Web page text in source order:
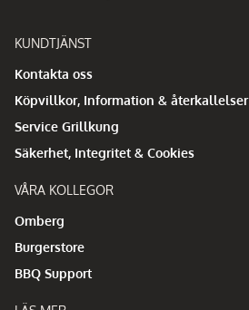
KUNDTJÄNST
Kontakta oss
Köpvillkor, Information & återkallelser
Service Grillkung
Säkerhet, Integritet & Cookies
VÅRA KOLLEGOR
Omberg
Burgerstore
BBQ Support